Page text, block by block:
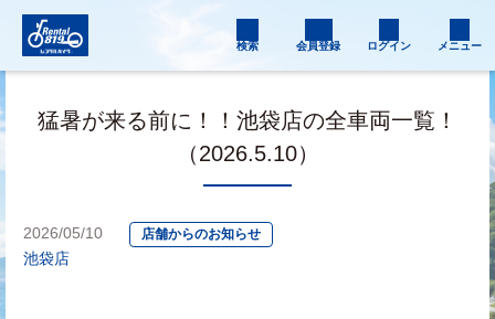
検索 会員登録 ログイン メニュー
猛暑が来る前に！！池袋店の全車両一覧！
（2026.5.10）
2026/05/10 店舗からのお知らせ
池袋店